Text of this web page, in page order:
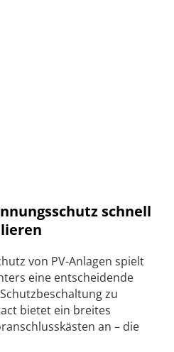
schnell
von PV-Anlagen spielt
eine entscheidende
zu
bietet ein breites
an – die